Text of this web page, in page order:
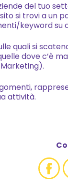
del tuo
si trovi a un
keyword su
quali si
dove c’è
attività.